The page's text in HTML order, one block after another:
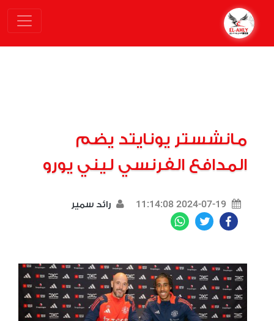
مانشستر يونايتد يضم
المدافع الفرنسي ليني يورو
2024-07-19 11:14:08 رائد سمير
Facebook
Twitter